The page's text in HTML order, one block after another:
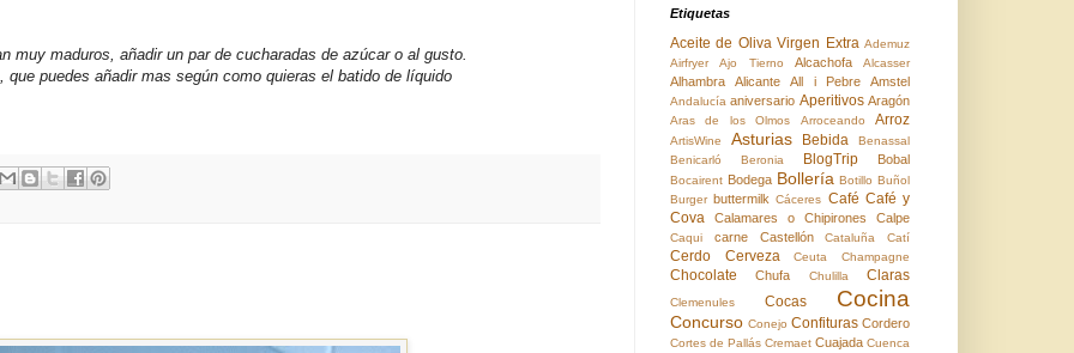
muy maduros, añadir un par de cucharadas de azúcar o al gusto.
puedes añadir mas según como quieras el batido de líquido
Etiquetas
Aceite de Oliva Virgen Extra Ademuz
Airfryer
Ajo Tierno Alcachofa Alcasser
Alhambra Alicante All i Pebre Amstel
Andalucía aniversario Aperitivos Aragón
Aras de los Olmos Arroceando Arroz
ArtisWine Asturias Bebida
Benassal
Benicarló
Beronia BlogTrip Bobal
Bocairent Bodega Bollería Botillo Buñol
Burger buttermilk Cáceres Café Café y
Cova
Calamares o Chipirones Calpe
Caqui carne Castellón Cataluña Catí
Cerdo Cerveza Ceuta Champagne
Chocolate Chufa Chulilla Claras
Clemenules Cocas Cocina
Concurso Conejo Confituras Cordero
Cortes de Pallás Cremaet Cuajada Cuenca